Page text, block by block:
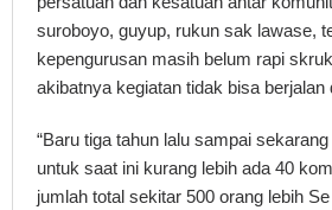
suroboyo, guyup, rukun sak lawase,
kepengurusan masih belum rapi
akibatnya kegiatan tidak bisa berjalan
“Baru tiga tahun lalu sampai
untuk saat ini kurang lebih ada 40
jumlah total sekitar 500 orang lebih